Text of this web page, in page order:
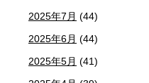
2025年7月 (44)
2025年6月 (44)
2025年5月 (41)